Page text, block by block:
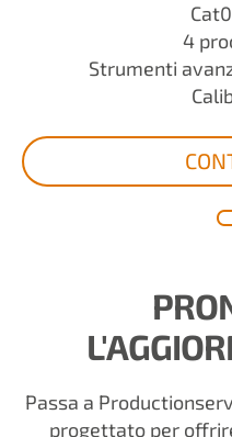
4
Strumenti
Passa a
progettato per